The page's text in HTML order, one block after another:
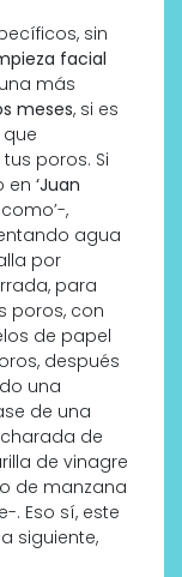
sin
facial
más
meses, si es
que
poros. Si
en ‘Juan
,
agua
por
para
poros, con
de papel
después
una
de una
de
de vinagre
de manzana
. Eso sí, este
siguiente,